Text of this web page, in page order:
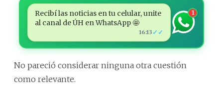
Recibí las noticias en tu celular, unite
al canal de ÚH en WhatsApp 🤩
16:13 ✓✓
1
No pareció considerar ninguna otra cuestión
como relevante.